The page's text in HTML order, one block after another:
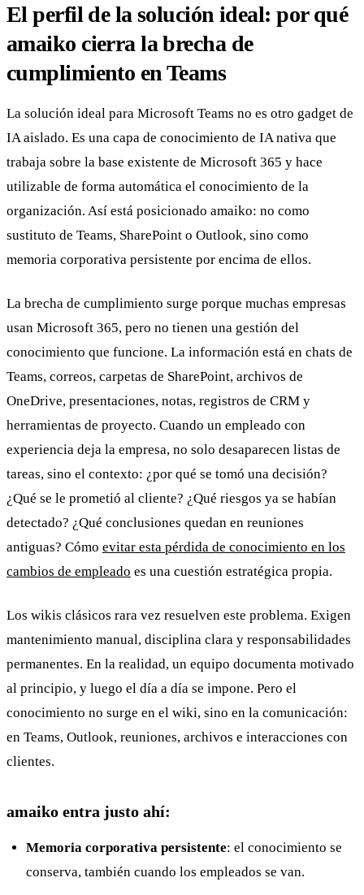
El perfil de la solución ideal: por qué
amaiko cierra la brecha de
cumplimiento en Teams
La solución ideal para Microsoft Teams no es otro gadget de
IA aislado. Es una capa de conocimiento de IA nativa que
trabaja sobre la base existente de Microsoft 365 y hace
utilizable de forma automática el conocimiento de la
organización. Así está posicionado amaiko: no como
sustituto de Teams, SharePoint o Outlook, sino como
memoria corporativa persistente por encima de ellos.
La brecha de cumplimiento surge porque muchas empresas
usan Microsoft 365, pero no tienen una gestión del
conocimiento que funcione. La información está en chats de
Teams, correos, carpetas de SharePoint, archivos de
OneDrive, presentaciones, notas, registros de CRM y
herramientas de proyecto. Cuando un empleado con
experiencia deja la empresa, no solo desaparecen listas de
tareas, sino el contexto: ¿por qué se tomó una decisión?
¿Qué se le prometió al cliente? ¿Qué riesgos ya se habían
detectado? ¿Qué conclusiones quedan en reuniones
antiguas? Cómo evitar esta pérdida de conocimiento en los
cambios de empleado es una cuestión estratégica propia.
Los wikis clásicos rara vez resuelven este problema. Exigen
mantenimiento manual, disciplina clara y responsabilidades
permanentes. En la realidad, un equipo documenta motivado
al principio, y luego el día a día se impone. Pero el
conocimiento no surge en el wiki, sino en la comunicación:
en Teams, Outlook, reuniones, archivos e interacciones con
clientes.
amaiko entra justo ahí:
Memoria corporativa persistente: el conocimiento se
conserva, también cuando los empleados se van.